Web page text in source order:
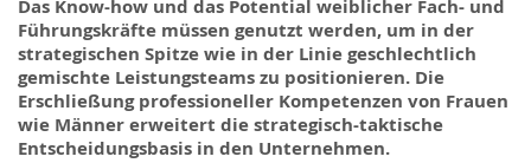
Das Know-how und das Potential weiblicher Fach- und
Führungskräfte müssen genutzt werden, um in der
strategischen Spitze wie in der Linie geschlechtlich
gemischte Leistungsteams zu positionieren. Die
Erschließung professioneller Kompetenzen von Frauen
wie Männer erweitert die strategisch-taktische
Entscheidungsbasis in den Unternehmen.